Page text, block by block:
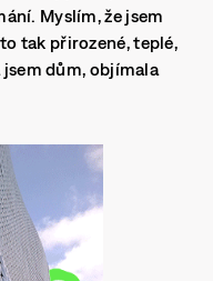
Myslím, že jsem
tak přirozené, teplé,
dům, objímala